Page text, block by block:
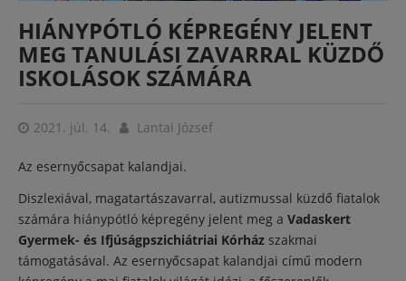
HIÁNYPÓTLÓ KÉPREGÉNY JELENT
MEG TANULÁSI ZAVARRAL KÜZDŐ
ISKOLÁSOK SZÁMÁRA
2021. júl. 14. Lantai József
Az esernyőcsapat kalandjai.
Diszlexiával, magatartászavarral, autizmussal küzdő fiatalok
számára hiánypótló képregény jelent meg a Vadaskert
Gyermek- és Ifjúságpszichiátriai Kórház szakmai
támogatásával. Az esernyőcsapat kalandjai című modern